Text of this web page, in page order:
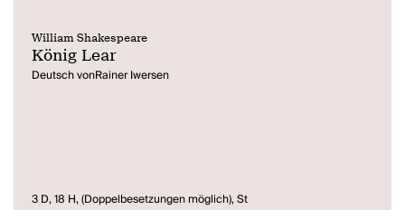
William Shakespeare
König Lear
Deutsch vonRainer Iwersen
3 D, 18 H, (Doppelbesetzungen möglich), St